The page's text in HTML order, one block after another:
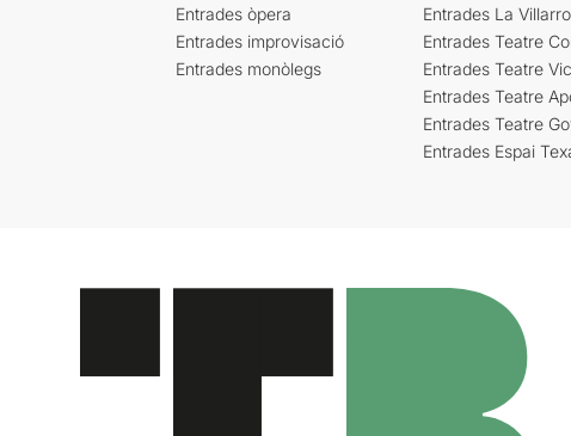
Entrades òpera
Entrades improvisació
Entrades monòlegs
Entrades La
Entrades Teatre
Entrades Teatre
Entrades Teatre
Entrades Teatre
Entrades Espai